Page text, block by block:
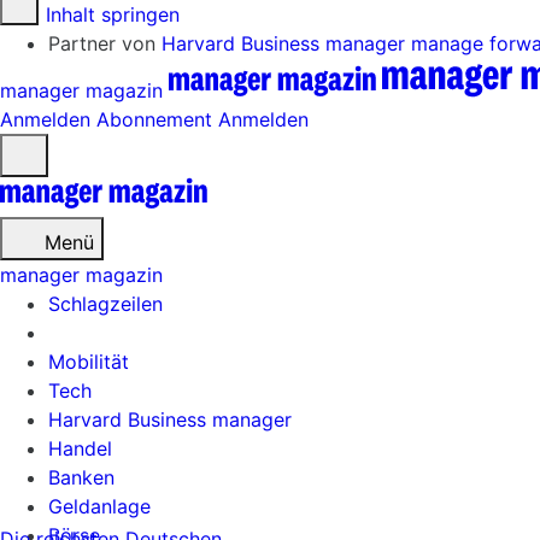
Zum Inhalt springen
Partner von Harvard Business manager manage
manager magazin
Anmelden Abonnement Anmelden
öffnen
Menü
Schlagzeilen
Mobilität
Tech
Harvard Business manager
Handel
Banken
Geldanlage
Börse
manager magazin